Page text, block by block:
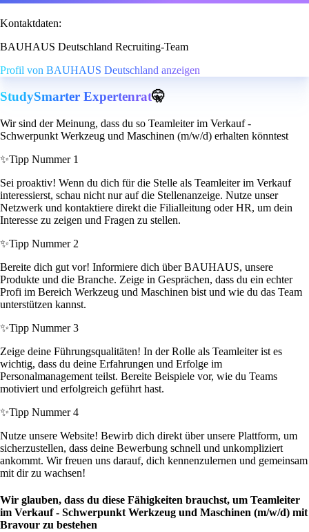
Kontaktdaten:
BAUHAUS Deutschland Recruiting-Team
Profil von BAUHAUS Deutschland anzeigen
StudySmarter Expertenrat🤫
Wir sind der Meinung, dass du so Teamleiter im Verkauf -
Schwerpunkt Werkzeug und Maschinen (m/w/d) erhalten könntest
✨Tipp Nummer 1
Sei proaktiv! Wenn du dich für die Stelle als Teamleiter im Verkauf
interessierst, schau nicht nur auf die Stellenanzeige. Nutze unser
Netzwerk und kontaktiere direkt die Filialleitung oder HR, um dein
Interesse zu zeigen und Fragen zu stellen.
✨Tipp Nummer 2
Bereite dich gut vor! Informiere dich über BAUHAUS, unsere
Produkte und die Branche. Zeige in Gesprächen, dass du ein echter
Profi im Bereich Werkzeug und Maschinen bist und wie du das Team
unterstützen kannst.
✨Tipp Nummer 3
Zeige deine Führungsqualitäten! In der Rolle als Teamleiter ist es
wichtig, dass du deine Erfahrungen und Erfolge im
Personalmanagement teilst. Bereite Beispiele vor, wie du Teams
motiviert und erfolgreich geführt hast.
✨Tipp Nummer 4
Nutze unsere Website! Bewirb dich direkt über unsere Plattform, um
sicherzustellen, dass deine Bewerbung schnell und unkompliziert
ankommt. Wir freuen uns darauf, dich kennenzulernen und gemeinsam
mit dir zu wachsen!
Wir glauben, dass du diese Fähigkeiten brauchst, um Teamleiter
im Verkauf - Schwerpunkt Werkzeug und Maschinen (m/w/d) mit
Bravour zu bestehen